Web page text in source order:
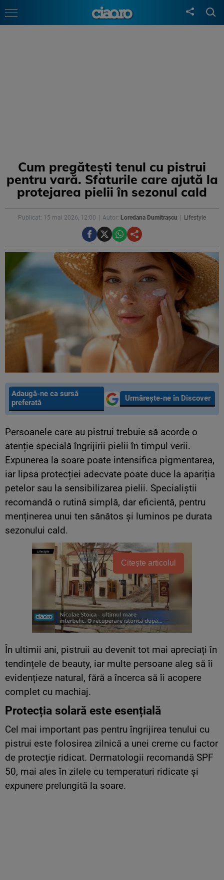
Cum pregătești tenul cu pistrui
pentru vară. Sfaturile care ajută la
protejarea pielii în sezonul cald
Publicat: 15 mai 2026, 12:00 Autor: Loredana Dumitrașcu Lifestyle
Adaugă-ne ca sursă
preferată
Urmărește-ne în Discover
Persoanele care au pistrui trebuie să acorde o
atenție specială îngrijirii pielii în timpul verii.
Expunerea la soare poate intensifica pigmentarea,
iar lipsa protecției adecvate poate duce la apariția
petelor sau la sensibilizarea pielii. Specialiștii
recomandă o rutină simplă, dar eficientă, pentru
menținerea unui ten sănătos și luminos pe durata
sezonului cald.
Citește articolul
În ultimii ani, pistruii au devenit tot mai apreciați în
tendințele de beauty, iar multe persoane aleg să îi
evidențieze natural, fără a încerca să îi acopere
complet cu machiaj.
Protecția solară este esențială
Cel mai important pas pentru îngrijirea tenului cu
pistrui este folosirea zilnică a unei creme cu factor
de protecție ridicat. Dermatologii recomandă SPF
50, mai ales în zilele cu temperaturi ridicate și
expunere prelungită la soare.